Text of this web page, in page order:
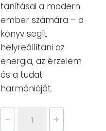
tanításai a modern
ember számára – a
könyv segít
helyreállítani az
energia, az érzelem
és a tudat
harmóniáját.
- +